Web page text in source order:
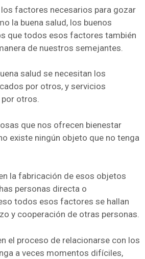
factores necesarios para gozar
la buena salud, los buenos
que todos esos factores también
de nuestros semejantes.
salud se necesitan los
por otros, y servicios
otros.
que nos ofrecen bienestar
existe ningún objeto que no tenga
la fabricación de esos objetos
personas directa o
todos esos factores se hallan
y cooperación de otras personas.
el proceso de relacionarse con los
a veces momentos difíciles,